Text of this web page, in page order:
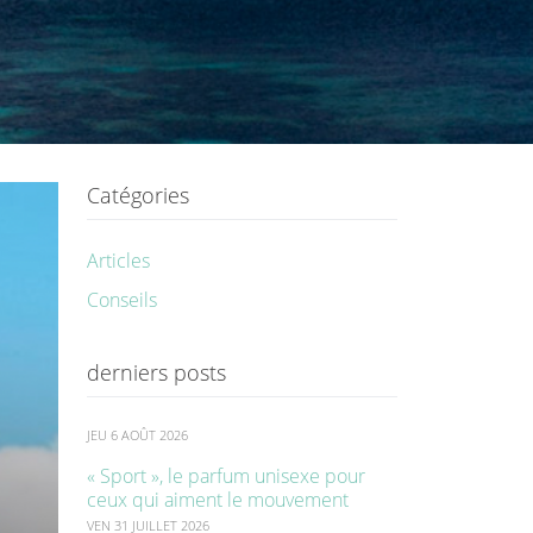
Catégories
Articles
Conseils
derniers posts
JEU 6 AOÛT 2026
« Sport », le parfum unisexe pour
ceux qui aiment le mouvement
VEN 31 JUILLET 2026